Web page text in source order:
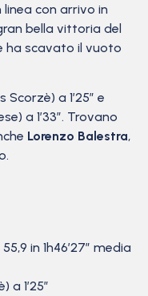
linea con arrivo in
bella vittoria del
ha scavato il vuoto
Scorzè) a 1’25” e
a 1’33”. Trovano
Lorenzo Balestra,
in 1h46’27” media
1’25”